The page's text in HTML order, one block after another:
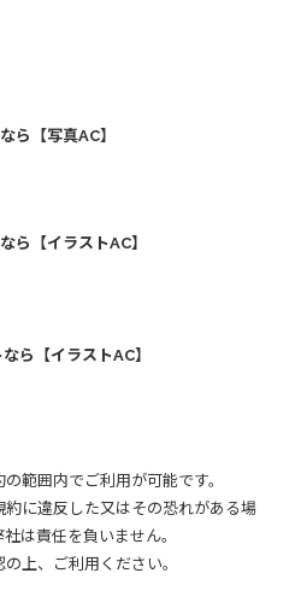
ら【写真AC】
ら【イラストAC】
ら【イラストAC】
範囲内でご利用が可能です。
に違反した又はその恐れがある場
は責任を負いません。
上、ご利用ください。